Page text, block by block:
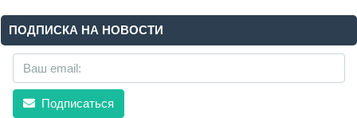
ПОДПИСКА НА НОВОСТИ
Подписаться